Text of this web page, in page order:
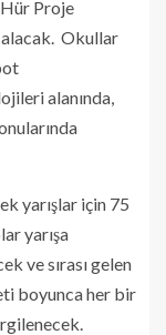
Proje
Okullar
alanında,
yarışlar için 75
yarışa
ve sırası gelen
boyunca her bir